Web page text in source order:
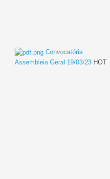
Convocatória
Assembleia Geral 19/03/23 HOT